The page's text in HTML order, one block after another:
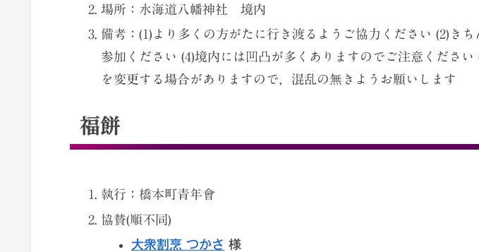
場所：水海道八幡神社 境内
備考：(1)より多くの方がたに行き渡るようご協力ください (2)き
参加ください (4)境内には凹凸が多くありますのでご注意ください
を変更する場合がありますので，混乱の無きようお願いします
福餅
執行：橋本町青年會
協賛(順不同)
大衆割烹 つかさ 様